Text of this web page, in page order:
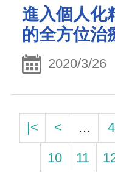
進入個人化
的全方位治
2020/3/26
|< < … 4
10
11